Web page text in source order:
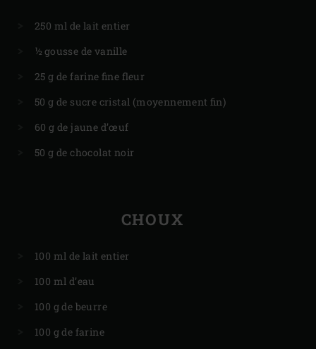
250 ml de lait entier
½ gousse de vanille
25 g de farine fine fleur
50 g de sucre cristal (moyennement fin)
60 g de jaune d’œuf
50 g de chocolat noir
CHOUX
100 ml de lait entier
100 ml d’eau
100 g de beurre
100 g de farine